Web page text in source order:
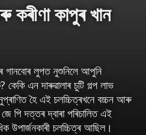
কাপুৰ খান
গানবোৰ লুপত নুশুনিলে আপুনি
এন দাৰুৱালাৰ চুটি গল্প লাভ
হৈ এই চলচ্চিত্ৰখনে বচ্চন আৰু
পি দত্তৰ দ্বাৰা পৰিচালিত এই
উপাৰ্জনকাৰী চলচ্চিত্ৰ আছিল।